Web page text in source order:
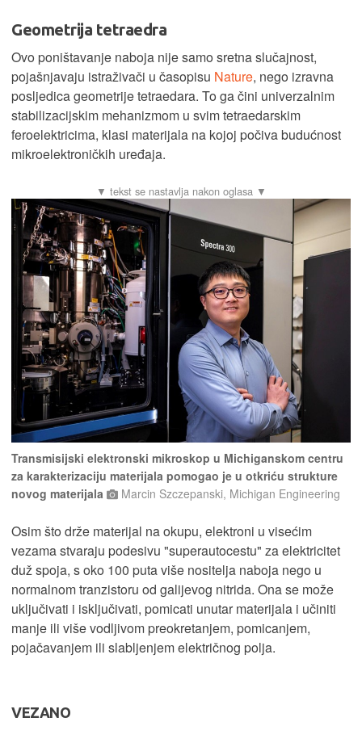
Geometrija tetraedra
Ovo poništavanje naboja nije samo sretna slučajnost,
pojašnjavaju istraživači u časopisu Nature, nego izravna
posljedica geometrije tetraedara. To ga čini univerzalnim
stabilizacijskim mehanizmom u svim tetraedarskim
feroelektricima, klasi materijala na kojoj počiva budućnost
mikroelektroničkih uređaja.
Transmisijski elektronski mikroskop u Michiganskom centru
za karakterizaciju materijala pomogao je u otkriću strukture
novog materijala
Marcin Szczepanski, Michigan Engineering
Osim što drže materijal na okupu, elektroni u visećim
vezama stvaraju podesivu "superautocestu" za elektricitet
duž spoja, s oko 100 puta više nositelja naboja nego u
normalnom tranzistoru od galijevog nitrida. Ona se može
uključivati ​​i isključivati, pomicati unutar materijala i učiniti
manje ili više vodljivom preokretanjem, pomicanjem,
pojačavanjem ili slabljenjem električnog polja.
VEZANO